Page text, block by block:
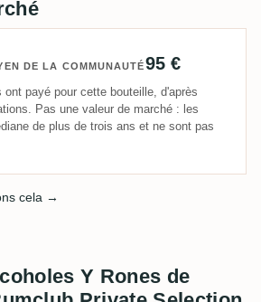
DE LA COMMUNAUTÉ95 €
ont payé pour cette bouteille, d'après
Pas une valeur de marché : les
de plus de trois ans et ne sont pas
cela →
Y Rones de